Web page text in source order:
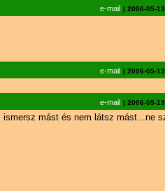
e-mail | 2006-05-
e-mail | 2006-05-
e-mail | 2006-05-
mást és nem látsz mást...ne